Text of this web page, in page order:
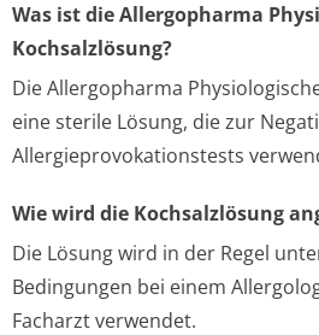
Was ist die Allergopharma
Kochsalzlösung?
Die Allergopharma
eine sterile Lösung, die zur
Allergieprovokationstests
Wie wird die Kochsalzlösung
Die Lösung wird in der Regel
Bedingungen bei einem
Facharzt verwendet.